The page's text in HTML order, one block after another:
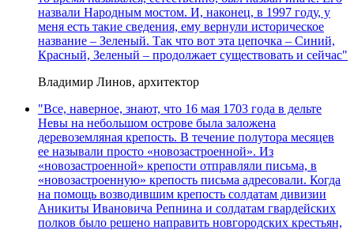
назвали Народным мостом. И, наконец, в 1997 году, у
меня есть такие сведения, ему вернули историческое
название – Зеленый. Так что вот эта цепочка – Синий,
Красный, Зеленый – продолжает существовать и сейчас"
Владимир Линов, архитектор
"Все, наверное, знают, что 16 мая 1703 года в дельте
Невы на небольшом острове была заложена
деревоземляная крепость. В течение полутора месяцев
ее называли просто «новозастроенной». Из
«новозастроенной» крепости отправляли письма, в
«новозастроенную» крепость письма адресовали. Когда
на помощь возводившим крепость солдатам дивизии
Аникиты Ивановича Репнина и солдатам гвардейских
полков было решено направить новгородских крестьян,